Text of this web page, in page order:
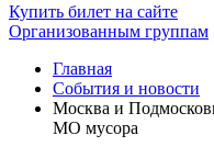
Купить билет на сайте
Организованным группам
Главная
События и новости
Москва и
МО мусора